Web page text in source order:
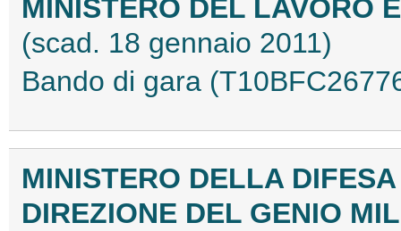
MINISTERO DEL LAVORO
(scad. 18 gennaio 2011)
Bando di gara
MINISTERO DELLA DIFESA
DIREZIONE DEL GENIO